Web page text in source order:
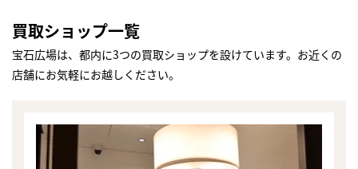
買取ショップ一覧
宝石広場は、都内に3つの買取ショップを設けています。お近くの
店舗にお気軽にお越しください。
まずは
かんたん30秒でお試し査定